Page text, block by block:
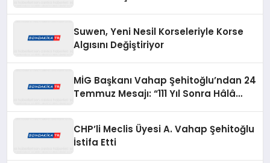
Suwen, Yeni Nesil Korseleriyle Korse
Algısını Değiştiriyor
MİG Başkanı Vahap Şehitoğlu’ndan 24
Temmuz Mesajı: “111 Yıl Sonra Hâlâ
CHP’li Meclis Üyesi A. Vahap Şehitoğlu
İstifa Etti